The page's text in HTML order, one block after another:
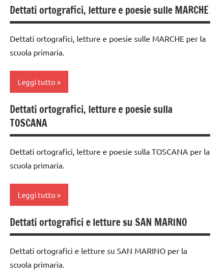
GEOGRAFIA
Italia
LINGUAGGIO
ARGOMENTI
PER ETA'
TUTTI GLI
ARTICOLI
ambienti
naturali
classe
3a
classe
4a
classe
5a
dai
anni
dettati
ortografici
GEOGRAFIA
LINGUAGGIO
Dettati ortografici, letture e poesie sulle MARCHE
Dettati ortografici, letture e poesie sulle MARCHE per la
scuola primaria.
Leggi tutto
classe
3a
4a
classe
5a
dettati /
GEOGRAFIA
Italia
TUTTI GLI
Dettati ortografici, letture e poesie sulla
TOSCANA
Dettati ortografici, letture e poesie sulla TOSCANA per la
scuola primaria.
Leggi tutto
classe
3a
classe
4a
Dettati ortografici e letture su SAN MARINO
Dettati ortografici e letture su SAN MARINO per la
scuola primaria.